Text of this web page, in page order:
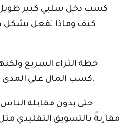
كسب دخل سلبي كبير طويل
كيف وماذا تفعل بشكل
خطة الثراء السريع
كسب المال على المدى الطويل بشكل سلبي.
حتى بدون مقابلة
مقارنةً بالتسويق التقليدي